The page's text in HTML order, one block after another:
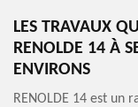
LES TRAVAUX
RENOLDE 14 À
ENVIRONS
RENOLDE 14 est un